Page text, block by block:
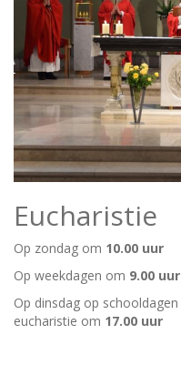
Eucharistie
Op zondag om 10.00 uur
Op weekdagen om 9.00 uur
Op dinsdag op
eucharistie om 17.00 uur